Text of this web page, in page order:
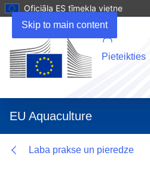
Skip to main content
Oficiāla ES tīmekļa vietne
Pieteikties
EU Aquaculture
Laba prakse un pieredze
Details